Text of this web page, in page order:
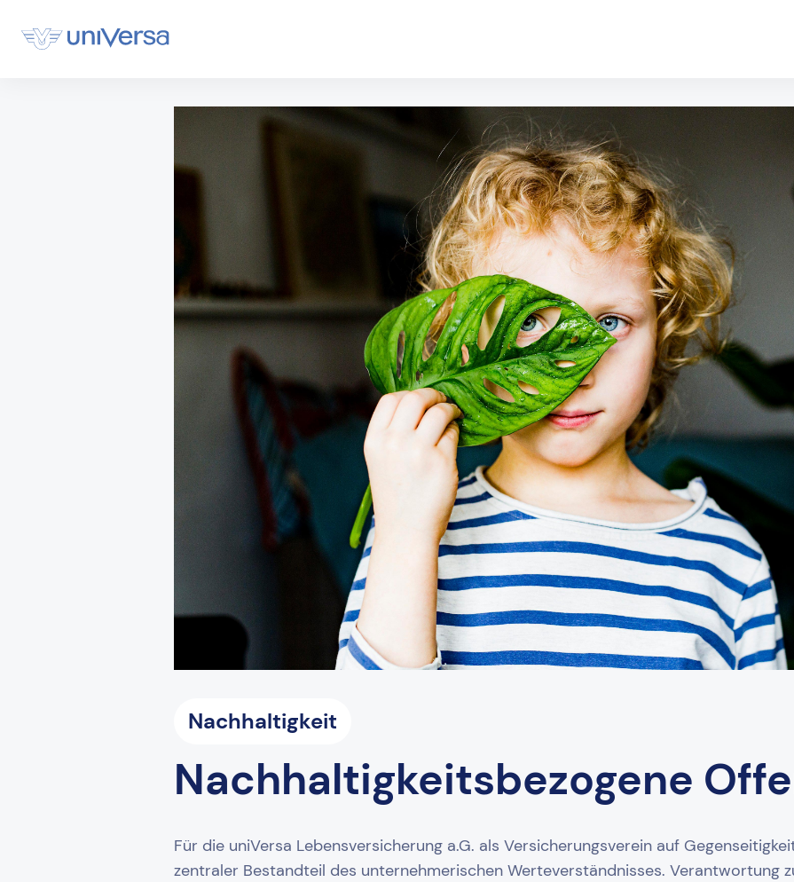
Nachhaltigkeit
Nachhaltigkeitsbezogene
Für die uniVersa Lebensversicherung a.G. als Versicherungsverein auf
zentraler Bestandteil des unternehmerischen Werteverständnisses. Verantwortung